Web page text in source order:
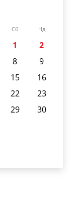
Сб Нд
1
2
8
9
15
16
22
23
29
30